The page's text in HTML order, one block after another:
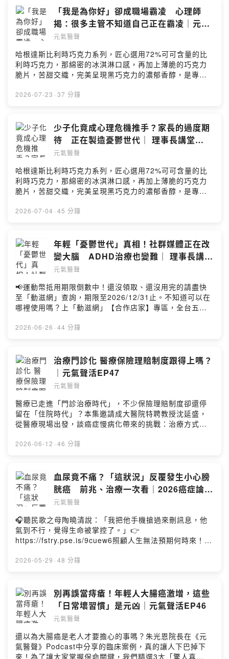
7sfhr5/commentsPowered by Firstory Hosting
就把一群朋友一起拖下水。新興毒品有多氾濫？毒駕案件
從2022年的46件，暴增到2025年的8,600多件 📈 2026年
上半年已破6,730件，全年恐衝上萬件政府已在今年6月27
日將依托咪酯提升為「第一級毒品」 ——販售、製造最重
可判死刑！💛 給家長的提醒： 留意孩子的作息、零用錢流
向、房間異味 多一點陪伴、多一句關心， 就是預防毒品最
有效的疫苗。本集來賓：賴竑融／教育部學生事務及特殊
教育司校園安全防護科商借教官本集重點依托咪酯原來
是......？「唾液快篩」引入成毒駕引爆器新興毒品究竟
的「唾液快篩」黑市利用短影音、社交貼圖與低價拆賣滲
透校園點擊連結：https://reurl.cc/yWQYoE加入會員，支
持節目： https://health-udn.firstory.io/join留言告訴我你
對這一集的想法：
7sfhr5/commentsPowered by Firstory Hosting
「我是為你好」卻成職場霸凌 心理師
揭：很多主管不知道自己正在霸凌｜元氣
聲活EP48
元氣醫聲
哈根達斯比利時巧克力系列，匠心選用72%可可含量的比
利時巧克力，那綿密的冰淇淋口感，再加上薄脆的巧克力
脆片，苦甜交織，完美呈現黑巧克力的濃郁香醇，是專屬
—— 以上為 Firstory Podcast 廣告 ——💬「你抗壓性怎
路，心理師提醒，許多主管並非刻意傷害，而是在「媳婦
熬成婆」的文化中長大，把責罵、羞辱、精神施壓誤以為
是帶人方法，甚至不知道自己正在霸凌。長期被霸凌的
人，不只會失去自信，還可能出現失眠、焦慮、恐慌，甚
至離職後，看到與前主管相似的身影仍會害怕。本集《元
氣醫聲》邀請心理師林萃芬，帶你看見那些最容易被忽略
的精神操控、霸凌者為何常不自知，以法上路後，職場文
化能否真正翻轉。本集來賓：林萃芬／聯合心理諮商所諮
商心理師 #人際溝通本集重點03：54 新法震撼彈 心
身影 長期霸凌引發的身心創傷23：18 當霸凌者是老闆或
高層 貢獻度不等於傷害權24：32 終結沈默文化：過去的
性騷防治法，現在大家還敢這樣開玩笑嗎？點擊連結：加
入會員，支持節目： https://health-udn.firstory.io/join留
https://open.firstory.me/user/cl5am3ram00m001082k
7sfhr5/commentsPowered by Firstory Hosting
2026-07-23 · 37 分鐘
少子化竟成心理危機推手？家長的過度期
待 正在製造憂鬱世代｜ 理事長講堂
EP60
元氣醫聲
哈根達斯比利時巧克力系列，匠心選用72%可可含量的比
利時巧克力，那綿密的冰淇淋口感，再加上薄脆的巧克力
脆片，苦甜交織，完美呈現黑巧克力的濃郁香醇，是專屬
—— 以上為 Firstory Podcast 廣告 ——為什麼現代青少
耐性與延遲滿足的能力- 社群媒體的完美濾鏡，讓青少年活
在無止境的自我比較中- AI工具的普及讓大腦跳過思考過
程，讓青少年失去消化知識的能力，面對真實考驗時只剩
迷茫。高淑芬也提醒家長，當孩子不願開口時，請觀察
「細微的改變」：當溝通頻率下降、不再愛打扮、對原本
熱衷的事完全提不起勁、睡眠和食慾出現變化。把孩子的
現在和一個月前對比，那些看似微不足道的轉變，可能就
是求救的訊號。本集來賓：高淑芬／臺大醫院副院長、精
神醫學部特聘教授本集重點00：40 「媽媽永遠愛你，我隨
少子化讓一個孩子被六個大人盯著，過度期待壓垮青少年
22：50 憂鬱是腦部血清素不平衡，不是懶散，別在傷口撒
鹽37：52 3.5萬人用三次免費諮商，40人仍輕生，次數絕
對不夠點擊連結：https://reurl.cc/grggjV加入會員，支持
這一集的想法：
https://open.firstory.me/user/cl5am3ram00m001082k
7sfhr5/commentsPowered by Firstory Hosting
2026-07-04 · 45 分鐘
年輕「憂鬱世代」真相！社群媒體正在改
變大腦 ADHD治療也變難｜ 理事長講堂
EP60
元氣醫聲
📢運動幣抵用期限倒數中！還沒領取、還沒用完的請盡快
至「動滋網」查詢，期限至2026/12/31止。不知道可以在
哪裡使用嗎？上「動滋網」【合作店家】專區，全台五千
https://fstry.pse.is/9epcwq—— 以上為 FMTaiwan 與
少年，比以前更不快樂。」不是因為他們變脆弱，而是短
影音與社群演算法，正在重寫孩子大腦的回饋機制。臨床
數據很驚人：▸ 台灣國中生網路成癮率高達 12%▸ ADHD
孩童成癮機率是一般孩子的 5-6 倍▸ 診間裡，有孩子以跳
樓威脅父母，只為了拿回手機更令人心疼的是，那些原本
治療穩定的過動兒，只因親友送了一台 iPad，專注力瞬間
潰散，所有努力付諸流水。高淑芬呼籲，台灣應跟進澳
洲、法國，立法限制兒少使用社群媒體，並建立校園手機
管理政策。同時，她也點出台灣教育過度鼓勵數位教學的
床，也是成長黃金期。與其用 iPad 養小孩，不如帶孩子去
運動、參加營隊。在餐桌上，請先放下自己的手機。本集
來賓：高淑芬／台大醫院副院長 #兒少精神科權威本集重
點 社群演算法改變孩子大腦 憂鬱症增加、ADHD治療更
16 歲禁令看國際立法趨勢 AI給答案 孩子的大腦還有思
考的機會嗎？ 暑假來臨 以運動與營隊重燃成就感點擊連
結：https://reurl.cc/qp99A0加入會員，支持節目：
的想法：
2026-06-26 · 44 分鐘
治療門診化 醫療保險理賠制度跟得上嗎？
｜元氣聲活EP47
元氣醫聲
醫療已走進「門診治療時代」，不少保險理賠制度卻還停
留在「住院時代」？本集邀請成大醫院特聘教授沈延盛，
從醫療現場出發，談癌症慢病化帶來的挑戰：治療方式改
步空間？又能從日本經驗學到什麼？節目中更分享令人動
化？📌癌症慢病化時代，患者最需要準備的是什麼？本集
來賓：沈延盛／成大醫院特聘教授本集重點06：24 「沈
醫師，把機會留給別人吧！」 低收癌友拒絕資助 只因「不
想中斷治療浪費資源」15：37 醫療保險大揭秘，門診與
住院理賠竟然「差 10 倍」20：21 台灣治癌醫院多，存
活率卻沒升？參考日本「分級透明化」37：36 正在開刀
房搶救，病房卻有人請議員要醫師「立刻現身」？40：
06 癌症慢性病時代！除了準備錢，保持這「心態」讓免
疫細胞更強點擊連結：https://reurl.cc/186a0G加入會
https://open.firstory.me/user/cl5am3ram00m001082k
7sfhr5/commentsPowered by Firstory Hosting
2026-06-12 · 46 分鐘
血尿竟不痛？「這狀況」反覆發生小心膀
胱癌 前兆、治療一次看｜2026癌症論壇
EP4
元氣醫聲
🎧聽民歌之母陶曉清說：「我把他手機搶過來刪訊息，他
氣到不行，覺得生命被掌控了。」👉
https://fstry.pse.is/9cuew6照顧人生無法預期何時來！
點擊連結，讓我們有機會不在照顧困境掙扎。—— 以上為
痛性血尿」更是最容易被忽略的警訊。根據最新統計，台
灣每年超過2,500人罹患膀胱癌，而且近年發生率持續上
升。除了人口老化，抽菸、長期接觸化學物質，甚至腎功
能不佳，都可能讓風險悄悄增加。哪些症狀該提高警覺？
哪些人是高風險族群？膀胱癌怎麼早期發現？最新治療趨
勢又有哪些？國衛院癌研所查岱龍所長帶大家從早期徵
兆、危險因子到最新治療，一次看懂👇本集來賓：查岱龍／
2026-05-29 · 48 分鐘
別再誤當痔瘡！年輕人大腸癌激增，這些
「日常壞習慣」是元凶｜元氣聲活EP46
元氣醫聲
還以為大腸癌是老人才要擔心的事嗎？朱光恩院長在《元
氣醫聲》Podcast中分享的臨床案例，真的讓人下巴掉下
來！為了讓大家掌握保命關鍵，我們精選3大「驚人真